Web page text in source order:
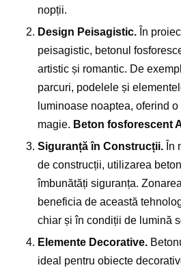
nopții.
Design Peisagistic. În
peisagistic, betonul
artistic și romantic. De
parcuri, podelele și
luminoase noaptea, oferind
magie. Beton fosforescent
Siguranță în Construcții. În
de construcții, utilizarea
îmbunătăți siguranța.
beneficia de această
chiar și în condiții de lumină
Elemente Decorative.
ideal pentru obiecte